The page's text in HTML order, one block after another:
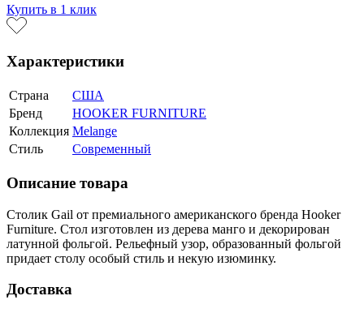
Купить в 1 клик
Характеристики
Страна
США
Бренд
HOOKER FURNITURE
Коллекция Melange
Стиль
Современный
Описание товара
Столик Gail от премиального американского бренда Hooker
Furniture. Стол изготовлен из дерева манго и декорирован
латунной фольгой. Рельефный узор, образованный фольгой
придает столу особый стиль и некую изюминку.
Доставка